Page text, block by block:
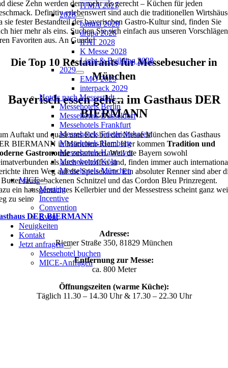
ITMA 2027
2028
bauma 2028
drupa 2028
IFAT 2028
K Messe 2028
Light & Building 2028
2029
EMO 2029
interpack 2029
Hotels nach Messestadt
Messehotels Berlin
Messehotels Düsseldorf
Messehotels Frankfurt
Messehotels Friedrichshafen
Messehotels Hamburg
Messehotels Hannover
Messehotels Köln
Messehotels München
MICE
Meeting
Incentive
Convention
Event
Neuigkeiten
Kontakt
Jetzt anfragen
Messehotel buchen
MICE-Anfragen
diese Zehn werden dem mehr als gerecht – Küchen für jeden
Definitiv erlebenswert sind auch die traditionellen
sie fester Bestandteil der bayerischen Gastro-Kultur sind, finden Sie
hier mehr als eins. Suchen Sie sich einfach aus unseren Vorschlägen
Favoriten aus. An Guadn!
Die Top 10 Restaurants für Messebesucher in
München
Bayerisch essen gehen im Gasthaus DER
BIERMANN
Auftakt und quasi ums Eck bei der Messe München das Gasthaus
BIERMANN in München-Riem. Hier kommen Tradition und
Gastronomiezusammen. Weil die Bayern sowohl
als auch weltoffen sind, finden immer auch
ihren Weg auf die Speisekarte. Ein absoluter Renner sind aber
rausgebackenen Schnitzel und das Cordon Bleu Prinzregent.
ein hausgemachtes Kellerbier und der Messestress scheint ganz
zu sein.
DER BIERMANN
Adresse:
Riemer Straße 350, 81829 München
Entfernung zur Messe:
ca. 800 Meter
Öffnungszeiten (warme Küche):
Täglich 11.30 – 14.30 Uhr & 17.30 – 22.30 Uhr